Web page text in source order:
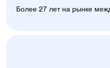
Более 27 лет на рынке